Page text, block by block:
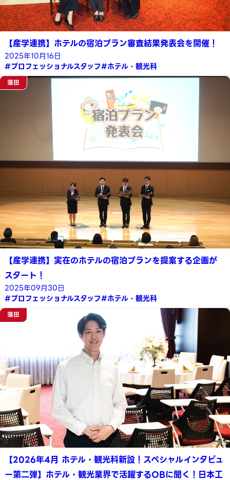
【産学連携】ホテルの宿泊プラン審査結果発表会を開催！
2025年10月16日
#プロフェッショナルスタッフ#ホテル・観光科
蒲田
【産学連携】実在のホテルの宿泊プランを提案する企画が
スタート！
2025年09月30日
#プロフェッショナルスタッフ#ホテル・観光科
蒲田
【2026年4月 ホテル・観光科新設！スペシャルインタビュ
ー第二弾】ホテル・観光業界で活躍するOBに聞く！日本工